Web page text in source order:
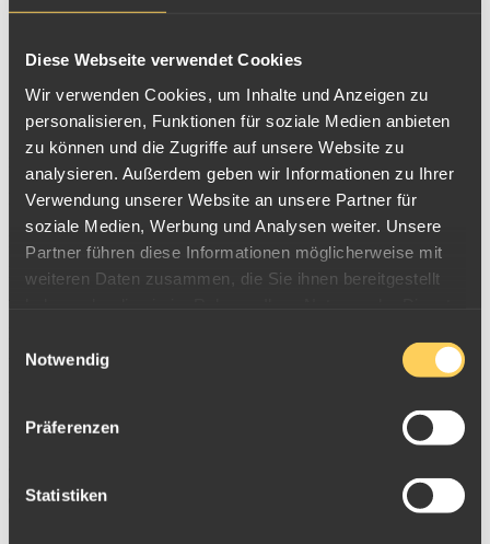
Diese Webseite verwendet Cookies
Wir verwenden Cookies, um Inhalte und Anzeigen zu
personalisieren, Funktionen für soziale Medien anbieten
zu können und die Zugriffe auf unsere Website zu
analysieren. Außerdem geben wir Informationen zu Ihrer
Verwendung unserer Website an unsere Partner für
soziale Medien, Werbung und Analysen weiter. Unsere
Partner führen diese Informationen möglicherweise mit
weiteren Daten zusammen, die Sie ihnen bereitgestellt
Notwendig
Präferenzen
Statistiken
Beschreibung:
handelt es sich um Platinen mit großen
Bauteilen wie Kondensatoren, Trafos, Kühlkörpern und nur
Unterhaltungselektronik. Ausserdem Leiterplatten der
Klassen 1
0,79€/kg bis 1t